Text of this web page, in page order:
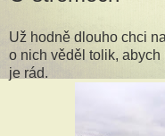
Už hodně dlouho chci
o nich věděl tolik,
je rád.